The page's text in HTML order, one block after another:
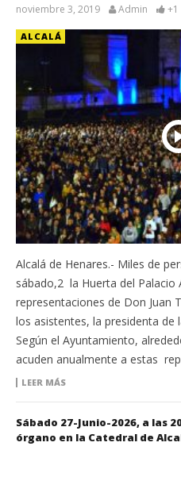
noviembre 3, 2019 Admin +1
ALCALÁ
Alcalá de Henares.- Miles de
sábado,2 la Huerta del Palacio
representaciones de Don Juan
los asistentes, la presidenta de
Según el Ayuntamiento,
acuden anualmente a estas
LEER MÁS
Sábado 27-Junio-2026, a las
órgano en la Catedral de